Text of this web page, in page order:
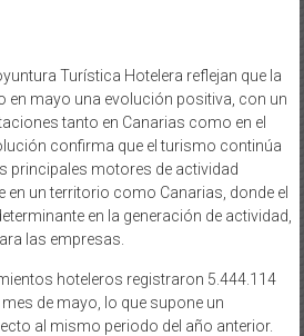
Turística Hotelera reflejan que la
en mayo una evolución positiva, con un
tanto en Canarias como en el
confirma que el turismo continúa
principales motores de actividad
un territorio como Canarias, donde el
en la generación de actividad,
las empresas.
hoteleros registraron 5.444.114
de mayo, lo que supone un
al mismo periodo del año anterior.